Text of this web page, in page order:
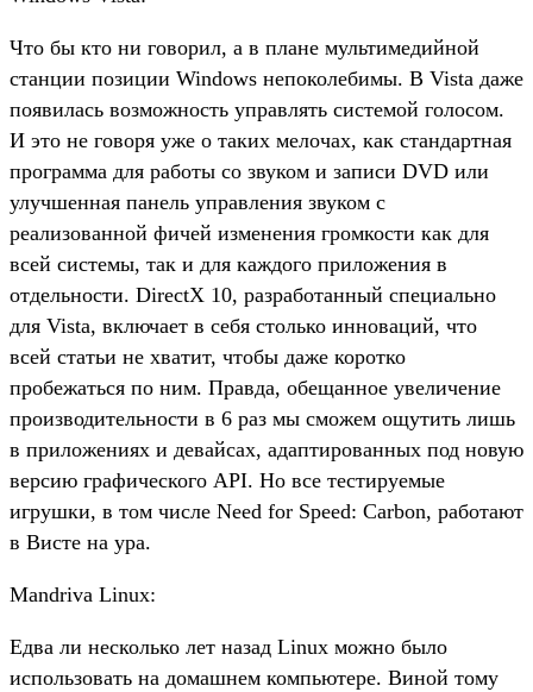
Что бы кто ни говорил, а в плане мультимедийной
станции позиции Windows непоколебимы. В Vista даже
появилась возможность управлять системой голосом.
И это не говоря уже о таких мелочах, как стандартная
программа для работы со звуком и записи DVD или
улучшенная панель управления звуком с
реализованной фичей изменения громкости как для
всей системы, так и для каждого приложения в
отдельности. DirectX 10, разработанный специально
для Vista, включает в себя столько инноваций, что
всей статьи не хватит, чтобы даже коротко
пробежаться по ним. Правда, обещанное увеличение
производительности в 6 раз мы сможем ощутить лишь
в приложениях и девайсах, адаптированных под новую
версию графического API. Но все тестируемые
игрушки, в том числе Need for Speed: Carbon, работают
в Висте на ура.
Mandriva Linux:
Едва ли несколько лет назад Linux можно было
использовать на домашнем компьютере. Виной тому